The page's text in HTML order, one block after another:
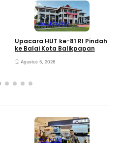
BALIKPAPAN
Upacara HUT ke-81 RI Pindah
ke Balai Kota Balikpapan
Agustus 5, 2026
EKONOMI